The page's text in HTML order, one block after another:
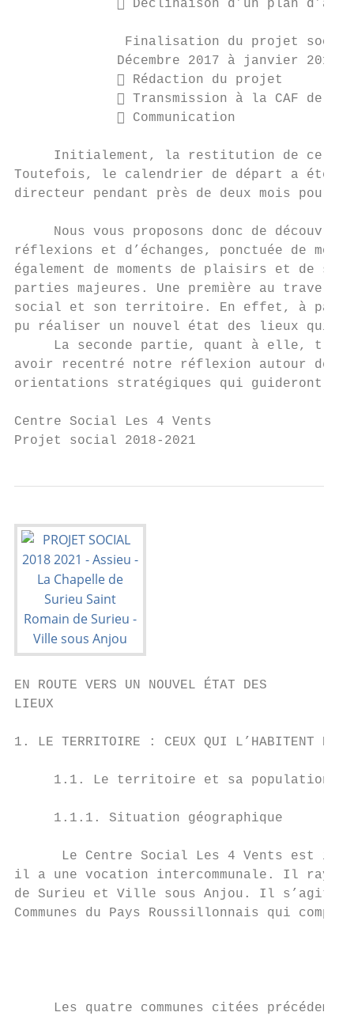
 Déclinaison d’un plan
              Finalisation du projet social
             Décembre 2017 à janvier 2018
              Rédaction du projet
 Transmission à la CAF de
              Communication
Initialement, la restitution de ce
Toutefois, le calendrier de départ a été
directeur pendant près de deux mois pour
Nous vous proposons donc de
réflexions et d’échanges, ponctuée de
également de moments de plaisirs et de
parties majeures. Une première au
social et son territoire. En effet, à partir
pu réaliser un nouvel état des lieux qui a
La seconde partie, quant à elle,
avoir recentré notre réflexion autour
orientations stratégiques qui guideront
Centre Social Les 4 Vents
Projet social 2018-2021
EN ROUTE VERS UN NOUVEL ÉTAT DES
LIEUX
1. LE TERRITOIRE : CEUX QUI L’HABITENT ET
     1.1. Le territoire et sa population
     1.1.1. Situation géographique
Le Centre Social Les 4 Vents est
il a une vocation intercommunale. Il
de Surieu et Ville sous Anjou. Il s’agit
Communes du Pays Roussillonnais qui compte
Les quatre communes citées